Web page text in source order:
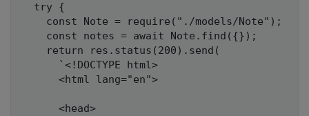
  try {
    const Note = require("./models/Note");
    const notes = await Note.find({});
    return res.status(200).send(
      `<!DOCTYPE html>
      <html lang="en">
      <head>